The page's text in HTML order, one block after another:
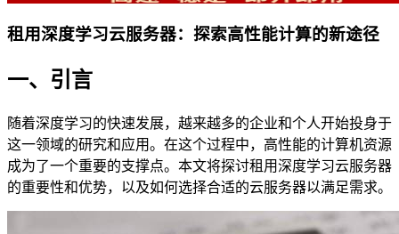
租用深度学习云服务器：探索高性能计算的新途径
一、引言
随着深度学习的快速发展，越来越多的企业和个人开始投身于
这一领域的研究和应用。在这个过程中，高性能的计算机资源
成为了一个重要的支撑点。本文将探讨租用深度学习云服务器
的重要性和优势，以及如何选择合适的云服务器以满足需求。